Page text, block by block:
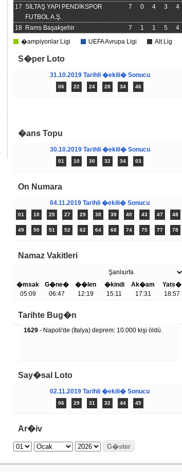
17 SİLTAŞ YAPI PENDİKSPOR
FUTBOL A.Ş.
7 0 4 3 4
18 Rams Başakşehir 7 1 1 5
4
�ampiyonlar Ligi
UEFA Avrupa Ligi Alt Lig
S�per Loto
31.10.2019 Tarihli �ekili� Sonucu
06 22 24 28 34 46
�ans Topu
30.10.2019 Tarihli �ekili� Sonucu
01 10 30 32 34 03
On Numara
04.11.2019 Tarihli �ekili� Sonucu
01 10 25 27 29 38 39 40 43 47 48
49 50 51 52 62 64 68 74 75 77 78
Namaz Vakitleri
�msak
05:09
G�ne�
06:47
��len
12:19
�kindi
15:11
Ak�am
17:31
Yats�
18:57
Tarihte Bug�n
1629 - Napoli'de (İtalya) deprem: 10.000 kişi öldü.
Say�sal Loto
02.11.2019 Tarihli �ekili� Sonucu
06 29 31 32 44 45
Ar�iv